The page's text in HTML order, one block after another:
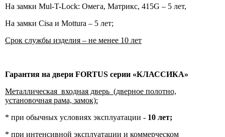
На замки Mul-T-Lock: Омега, Матрикс, 415G – 5 лет,
На замки Cisa и Mottura – 5 лет;
Срок службы изделия – не менее 10 лет
Гарантия на двери FORTUS серии «КЛАССИКА»
Металлическая входная дверь (дверное полотно,
установочная рама, замок):
* при обычных условиях эксплуатации - 10 лет;
* при интенсивной эксплуатации и коммерческом